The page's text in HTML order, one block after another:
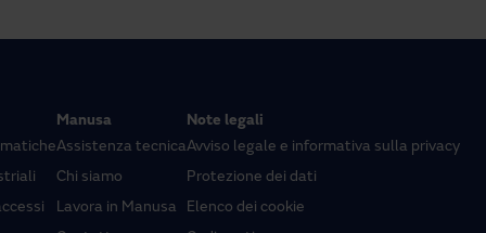
Manusa
Assistenza tecnica
Chi siamo
Lavora in Manusa
Note legali
Avviso legale e informativa sulla privacy
Protezione dei dati
Elenco dei cookie